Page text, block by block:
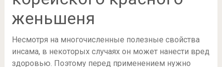
женьшеня
Несмотря на многочисленные полезные свойства
инсама, в некоторых случаях он может нанести вред
здоровью. Поэтому перед применением нужно